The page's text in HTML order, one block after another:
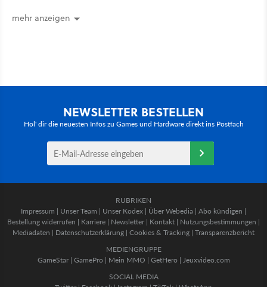
mehr anzeigen
NEWSLETTER BESTELLEN
Hol' dir die neuesten Infos zu Games und Hardware direkt ins Postfach
RUBRIKEN
Impressum | Unser Team | Unser Kodex | Über Webedia | Abo kündigen |
Bestellung widerrufen | Karriere | Newsletter | Kontakt | Nutzungsbestimmungen |
Mediadaten | Datenschutzerklärung | Cookies & Tracking | Transparenzbericht
MEDIENGRUPPE
GameStar| GamePro | Mein MMO | GetHero | Jeuxvideo.com
SOCIAL MEDIA